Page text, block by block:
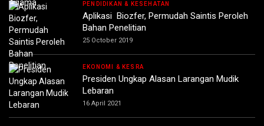
PENDIDIKAN & KESEHATAN
Aplikasi Biozfer, Permudah Saintis Peroleh
Bahan Penelitian
25 October 2019
EKONOMI & KESRA
Presiden Ungkap Alasan Larangan Mudik
Lebaran
16 April 2021